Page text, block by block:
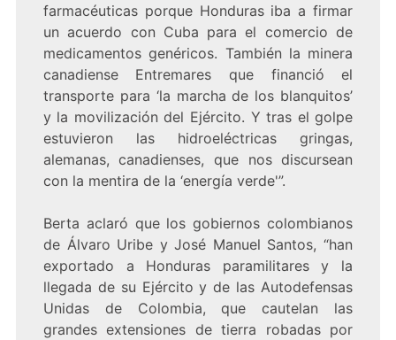
farmacéuticas porque Honduras iba a firmar
un acuerdo con Cuba para el comercio de
medicamentos genéricos. También la minera
canadiense Entremares que financió el
transporte para ‘la marcha de los blanquitos’
y la movilización del Ejército. Y tras el golpe
estuvieron las hidroeléctricas gringas,
alemanas, canadienses, que nos discursean
con la mentira de la ‘energía verde'”.
Berta aclaró que los gobiernos colombianos
de Álvaro Uribe y José Manuel Santos, “han
exportado a Honduras paramilitares y la
llegada de su Ejército y de las Autodefensas
Unidas de Colombia, que cautelan las
grandes extensiones de tierra robadas por